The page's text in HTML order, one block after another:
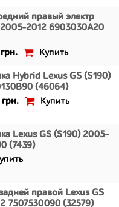
правый электр
2005-2012 6903030A20
Купить
Hybrid Lexus GS (S190)
(46064)
Купить
Lexus GS (S190) 2005-
(7439)
правой Lexus GS
7507530090 (32579)